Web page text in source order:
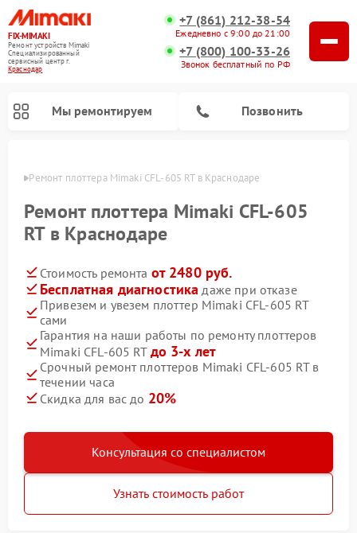
FIX-MIMAKI
Ремонт устройств Mimaki
Специализированный
cервисный центр г.
Краснодар
+7 (861) 212-38-54
Ежедневно с 9:00 до 21:00
+7 (800) 100-33-26
Звонок бесплатный по РФ
Мы ремонтируем Позвонить
Ремонт плоттера Mimaki CFL-605 RT в Краснодаре
Ремонт плоттера Mimaki CFL-605
RT в Краснодаре
Стоимость ремонта от 2480 руб.
Бесплатная диагностика даже при отказе
Привезем и увезем плоттер Mimaki CFL-605 RT
сами
Гарантия на наши работы по ремонту плоттеров
Mimaki CFL-605 RT до 3-х лет
Срочный ремонт плоттеров Mimaki CFL-605 RT в
течении часа
Скидка для вас до 20%
Консультация со специалистом
Узнать стоимость работ